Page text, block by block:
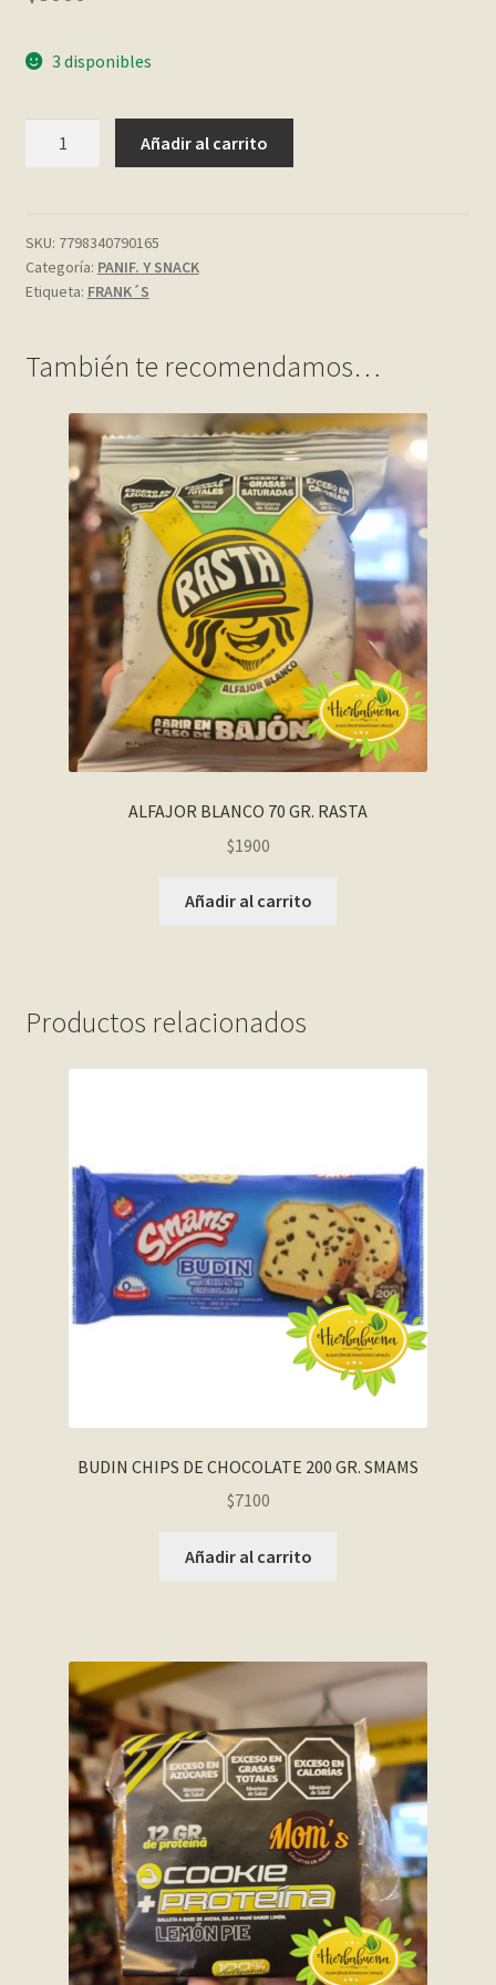
Privacy Policy
Shop
Wishlist
3 disponibles
120
GR.
FRANKS
Añadir al carrito
SKU: 7798340790165
Categoría: PANIF. Y SNACK
Etiqueta: FRANK´S
También te recomendamos…
ALFAJOR BLANCO 70 GR. RASTA
$1900
Añadir al carrito
Productos relacionados
BUDIN CHIPS DE CHOCOLATE 200 GR. SMAMS
$7100
Añadir al carrito